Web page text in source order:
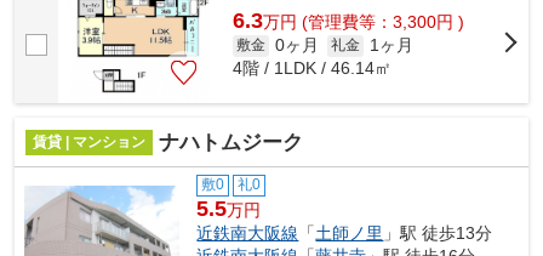
6.3万円 (管理費等：3,300円 )
敷金 0ヶ月 礼金
1ヶ月
4階 / 1LDK / 46.14㎡
賃貸 | マンション ナハトムジーク
敷0 礼0
5.5万円
近鉄南大阪線 「土師ノ里 」駅 徒歩13分